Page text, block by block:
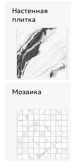
Настенная
плитка
Мозаика